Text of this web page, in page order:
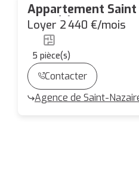
Appartement Saint
pièce(s) 113 m2
Loyer 2 440 €/mois
5 pièce(s)
Contacter
Agence de Saint-